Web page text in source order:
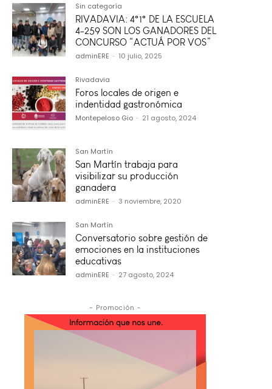
Sin categoría
RIVADAVIA: 4°1° DE LA ESCUELA
4-259 SON LOS GANADORES DEL
CONCURSO “ACTUÁ POR VOS”
adminERE - 10 julio, 2025
Rivadavia
Foros locales de origen e
indentidad gastronómica
Montepeloso Gio - 21 agosto, 2024
San Martín
San Martín trabaja para
visibilizar su producción
ganadera
adminERE - 3 noviembre, 2020
San Martín
Conversatorio sobre gestión de
emociones en la instituciones
educativas
adminERE - 27 agosto, 2024
- Promoción -